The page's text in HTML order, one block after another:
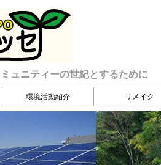
ュニティーの世紀とするために
環境活動紹介 リメイク